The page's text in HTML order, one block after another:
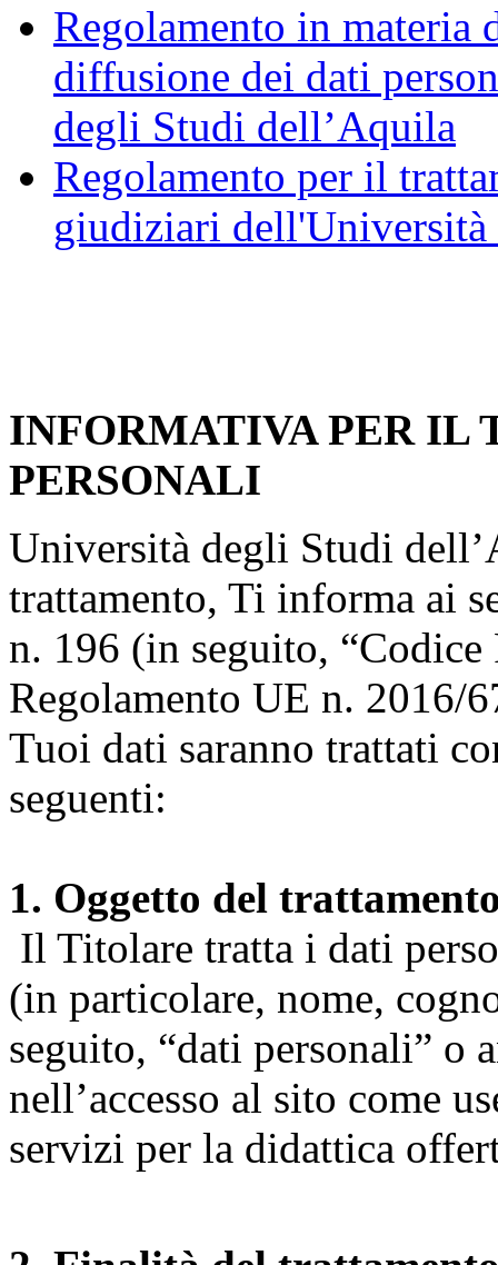
Regolamento in materia
diffusione dei dati
degli Studi dell’Aquila
Regolamento per il
giudiziari
INFORMATIVA PER IL
PERSONALI
Università degli Studi
trattamento, Ti informa ai
n. 196 (in seguito, “Codice
Regolamento UE n. 2016/
Tuoi dati saranno trattati
seguenti:
1. Oggetto del
Il Titolare tratta i dati
(in particolare, nome,
seguito, “dati personali” o
nell’accesso al sito come
servizi per la didattica